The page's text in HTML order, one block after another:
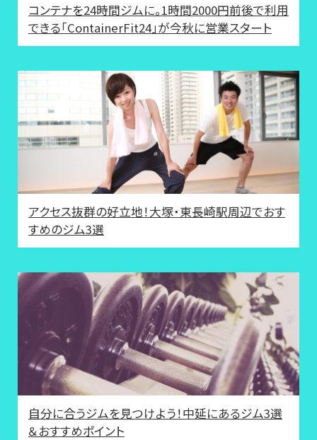
コンテナを24時間ジムに。1時間2000円前後で利用
できる「ContainerFit24」が今秋に営業スタート
アクセス抜群の好立地！大塚・東長崎駅周辺でおす
すめのジム3選
自分に合うジムを見つけよう！中延にあるジム3選
＆おすすめポイント